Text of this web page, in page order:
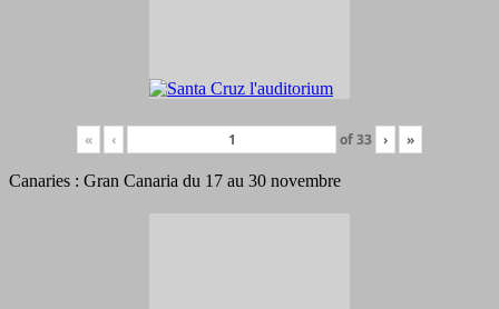
« ‹ of33 › »
Canaries : Gran Canaria du 17 au 30 novembre